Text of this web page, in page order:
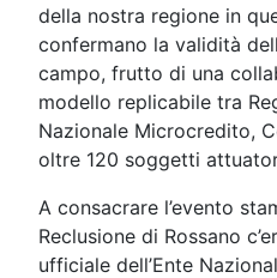
della nostra regione in
confermano la validità
campo, frutto di una
modello replicabile tra
Nazionale Microcredito,
oltre 120 soggetti
A consacrare l’evento
Reclusione di Rossano
ufficiale dell’Ente